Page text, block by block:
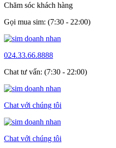
Chăm sóc khách hàng
Gọi mua sim: (7:30 - 22:00)
024.33.66.8888
Chat tư vấn: (7:30 - 22:00)
Chat với chúng tôi
Chat với chúng tôi